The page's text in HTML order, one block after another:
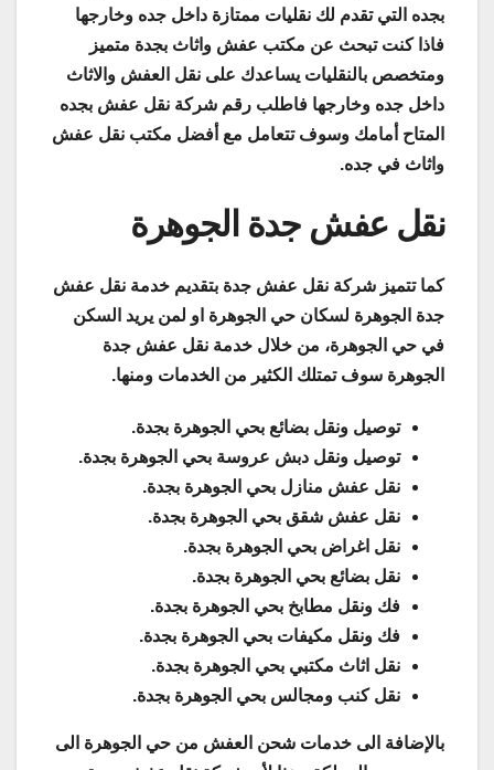
بجده التي تقدم لك نقليات ممتازة داخل جده وخارجها
فاذا كنت تبحث عن مكتب عفش واثاث بجدة متميز
ومتخصص بالنقليات يساعدك على نقل العفش والاثاث
داخل جده وخارجها فاطلب رقم شركة نقل عفش بجده
المتاح أمامك وسوف تتعامل مع أفضل مكتب نقل عفش
واثاث في جده.
نقل عفش جدة الجوهرة
كما تتميز شركة نقل عفش جدة بتقديم خدمة نقل عفش
جدة الجوهرة لسكان حي الجوهرة او لمن يريد السكن
في حي الجوهرة، من خلال خدمة نقل عفش جدة
الجوهرة سوف تمتلك الكثير من الخدمات ومنها.
توصيل ونقل بضائع بحي الجوهرة بجدة.
توصيل ونقل دبش عروسة بحي الجوهرة بجدة.
نقل عفش منازل بحي الجوهرة بجدة.
نقل عفش شقق بحي الجوهرة بجدة.
نقل اغراض بحي الجوهرة بجدة.
نقل بضائع بحي الجوهرة بجدة.
فك ونقل مطابخ بحي الجوهرة بجدة.
فك ونقل مكيفات بحي الجوهرة بجدة.
نقل اثاث مكتبي بحي الجوهرة بجدة.
نقل كنب ومجالس بحي الجوهرة بجدة.
بالإضافة الى خدمات شحن العفش من حي الجوهرة الى